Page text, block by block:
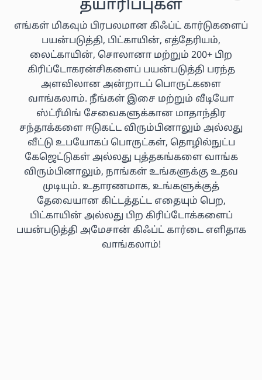
தயாரிப்புகள்
எங்கள் மிகவும் பிரபலமான கிஃப்ட் கார்டுகளைப்
பயன்படுத்தி, பிட்காயின், எத்தேரியம்,
லைட்காயின், சொலானா மற்றும் 200+ பிற
கிரிப்டோகரன்சிகளைப் பயன்படுத்தி பரந்த
அளவிலான அன்றாடப் பொருட்களை
வாங்கலாம். நீங்கள் இசை மற்றும் வீடியோ
ஸ்ட்ரீமிங் சேவைகளுக்கான மாதாந்திர
சந்தாக்களை ஈடுகட்ட விரும்பினாலும் அல்லது
வீட்டு உபயோகப் பொருட்கள், தொழில்நுட்ப
கேஜெட்டுகள் அல்லது புத்தகங்களை வாங்க
விரும்பினாலும், நாங்கள் உங்களுக்கு உதவ
முடியும். உதாரணமாக, உங்களுக்குத்
தேவையான கிட்டத்தட்ட எதையும் பெற,
பிட்காயின் அல்லது பிற கிரிப்டோக்களைப்
பயன்படுத்தி அமேசான் கிஃப்ட் கார்டை எளிதாக
வாங்கலாம்!